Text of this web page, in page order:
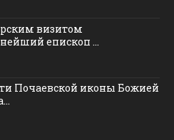
визитом
епископ ...
Почаевской иконы Божией